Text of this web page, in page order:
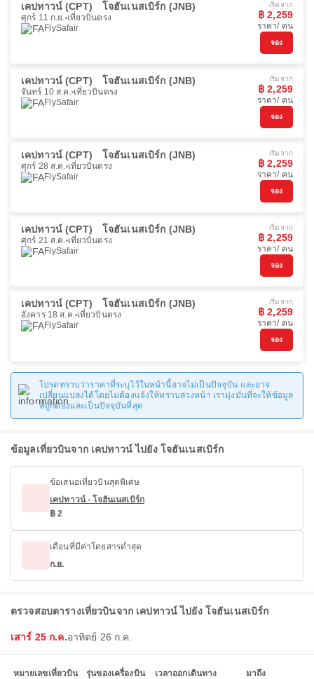
เคปทาวน์ (CPT) โจฮันเนสเบิร์ก (JNB)
ศุกร์ 11 ก.ย. เที่ยวบินตรง
FlySafair
เริ่มจาก
฿ 2,259
ราคา/ คน
จอง
เคปทาวน์ (CPT) โจฮันเนสเบิร์ก (JNB)
จันทร์ 10 ส.ค. เที่ยวบินตรง
FlySafair
เริ่มจาก
฿ 2,259
ราคา/ คน
จอง
เคปทาวน์ (CPT) โจฮันเนสเบิร์ก (JNB)
ศุกร์ 28 ส.ค. เที่ยวบินตรง
FlySafair
เริ่มจาก
฿ 2,259
ราคา/ คน
จอง
เคปทาวน์ (CPT) โจฮันเนสเบิร์ก (JNB)
ศุกร์ 21 ส.ค. เที่ยวบินตรง
FlySafair
เริ่มจาก
฿ 2,259
ราคา/ คน
จอง
เคปทาวน์ (CPT) โจฮันเนสเบิร์ก (JNB)
อังคาร 18 ส.ค. เที่ยวบินตรง
FlySafair
เริ่มจาก
฿ 2,259
ราคา/ คน
จอง
โปรดทราบว่าราคาที่ระบุไว้ในหน้านี้อาจไม่เป็นปัจจุบัน และอาจ
เปลี่ยนแปลงได้โดยไม่ต้องแจ้งให้ทราบล่วงหน้า เรามุ่งมั่นที่จะให้ข้อมูล
ที่ถูกต้องและเป็นปัจจุบันที่สุด
ข้อมูลเที่ยวบินจาก เคปทาวน์ ไปยัง โจฮันเนสเบิร์ก
ข้อเสนอเที่ยวบินสุดพิเศษ
เคปทาวน์ - โจฮันเนสเบิร์ก
฿ 2
เดือนที่มีค่าโดยสารต่ำสุด
ก.ย.
ตรวจสอบตารางเที่ยวบินจาก เคปทาวน์ ไปยัง โจฮันเนสเบิร์ก
เสาร์ 25 ก.ค.อาทิตย์ 26 ก.ค.
หมายเลขเที่ยวบิน รุ่นของเครื่องบิน เวลาออกเดินทาง มาถึง